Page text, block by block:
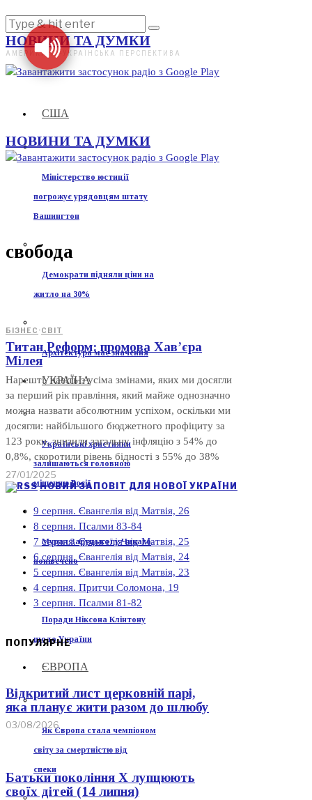
НОВИНИ ТА ДУМКИ
АМЕРИКАНО-УКРАЇНСЬКА ПЕРСПЕКТИВА
США
Міністерство юстиції
погрожує урядовцям штату
Вашингтон
Демократи підняли ціни на
житло на 30%
Архітектура має значення
УКРАЇНА
Українські християни
залишаються головною
мішенню Росії
Мурал Заруцької у Чикаго
понівечено
Поради Ніксона Клінтону
щодо України
ЄВРОПА
Як Європа стала чемпіоном
світу за смертністю від
спеки
НОВИНИ ТА ДУМКИ
свобода
БІЗНЕС ·СВІТ
Титан Реформ: промова Хав’єра
Мілея
Нарешті, навіть з усіма змінами, яких ми досягли
за перший рік правління, який майже однозначно
можна назвати абсолютним успіхом, оскільки ми
досягли: найбільшого бюджетного профіциту за
123 роки, знизили загальну інфляцію з 54% до
0,8%, скоротили рівень бідності з 55% до 38%
27/01/2025
НОВИЙ ЗАПОВІТ ДЛЯ НОВОЇ УКРАЇНИ
9 серпня. Євангелія від Матвія, 26
8 серпня. Псалми 83-84
7 серпня. Євангелія від Матвія, 25
6 серпня. Євангелія від Матвія, 24
5 серпня. Євангелія від Матвія, 23
4 серпня. Притчи Соломона, 19
3 серпня. Псалми 81-82
ПОПУЛЯРНЕ
Відкритий лист церковній парі,
яка планує жити разом до шлюбу
03/08/2026
Батьки покоління Х лупцюють
своїх дітей (14 липня)